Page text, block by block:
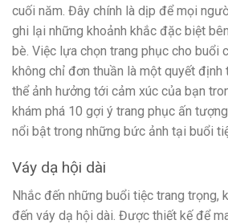
cuối năm. Đây chính là dịp để mọi
ghi lại những khoảnh khắc đặc biệt
bè. Việc lựa chọn trang phục cho buổi
không chỉ đơn thuần là một quyết định
thể ảnh hưởng tới cảm xúc của bạn
khám phá 10 gợi ý trang phục ấn
nổi bật trong những bức ảnh tại buổi
Váy dạ hội dài
Nhắc đến những buổi tiệc trang trọng,
đến váy dạ hội dài. Được thiết kế để